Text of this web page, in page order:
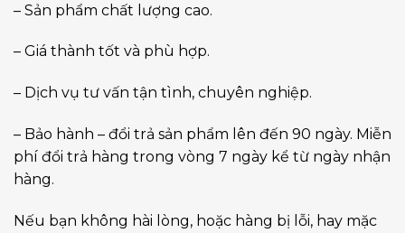
– Sản phẩm chất lượng cao.
– Giá thành tốt và phù hợp.
– Dịch vụ tư vấn tận tình, chuyên nghiệp.
– Bảo hành – đổi trả sản phẩm lên đến 90 ngày. Miễn
phí đổi trả hàng trong vòng 7 ngày kể từ ngày nhận
hàng.
Nếu bạn không hài lòng, hoặc hàng bị lỗi, hay mặc